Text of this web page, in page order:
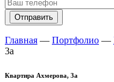
Главная ― Портфолио ―
3а
Квартира Ахмерова, 3а